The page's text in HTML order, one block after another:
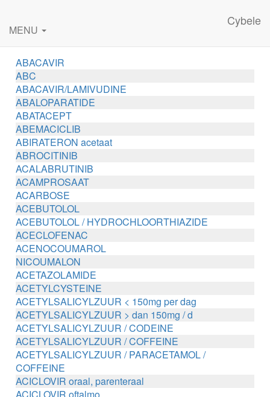
Cybele
MENU
ABACAVIR
ABC
ABACAVIR/LAMIVUDINE
ABALOPARATIDE
ABATACEPT
ABEMACICLIB
ABIRATERON acetaat
ABROCITINIB
ACALABRUTINIB
ACAMPROSAAT
ACARBOSE
ACEBUTOLOL
ACEBUTOLOL / HYDROCHLOORTHIAZIDE
ACECLOFENAC
ACENOCOUMAROL
NICOUMALON
ACETAZOLAMIDE
ACETYLCYSTEINE
ACETYLSALICYLZUUR < 150mg per dag
ACETYLSALICYLZUUR > dan 150mg / d
ACETYLSALICYLZUUR / CODEINE
ACETYLSALICYLZUUR / COFFEINE
ACETYLSALICYLZUUR / PARACETAMOL /
COFFEINE
ACICLOVIR oraal, parenteraal